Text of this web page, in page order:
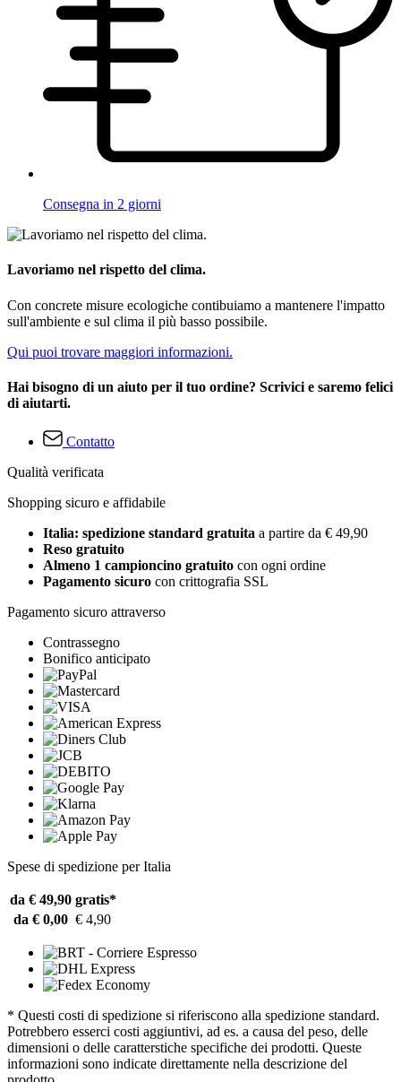
Consegna in 2 giorni
Lavoriamo nel rispetto del clima.
Con concrete misure ecologiche contibuiamo a mantenere l'impatto
sull'ambiente e sul clima il più basso possibile.
Qui puoi trovare maggiori informazioni.
Hai bisogno di un aiuto per il tuo ordine? Scrivici e saremo felici
di aiutarti.
Contatto
Qualità verificata
Shopping sicuro e affidabile
Italia: spedizione standard gratuita a partire da € 49,90
Reso gratuito
Almeno 1 campioncino gratuito con ogni ordine
Pagamento sicuro con crittografia SSL
Pagamento sicuro attraverso
Contrassegno
Bonifico anticipato
Spese di spedizione per Italia
da € 49,90 gratis*
da € 0,00 € 4,90
* Questi costi di spedizione si riferiscono alla spedizione standard.
Potrebbero esserci costi aggiuntivi, ad es. a causa del peso, delle
dimensioni o delle caratterstiche specifiche dei prodotti. Queste
informazioni sono indicate direttamente nella descrizione del